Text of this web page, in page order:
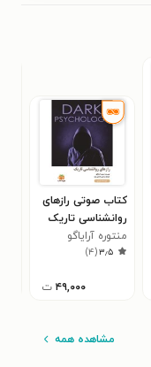
کتاب صوتی رازهای
روانشناسی تاریک
(خلاصه کتاب)
منتوره آرایاگو
۳٫۵(۴)
۴۹,۰۰۰ ت
مشاهده همه